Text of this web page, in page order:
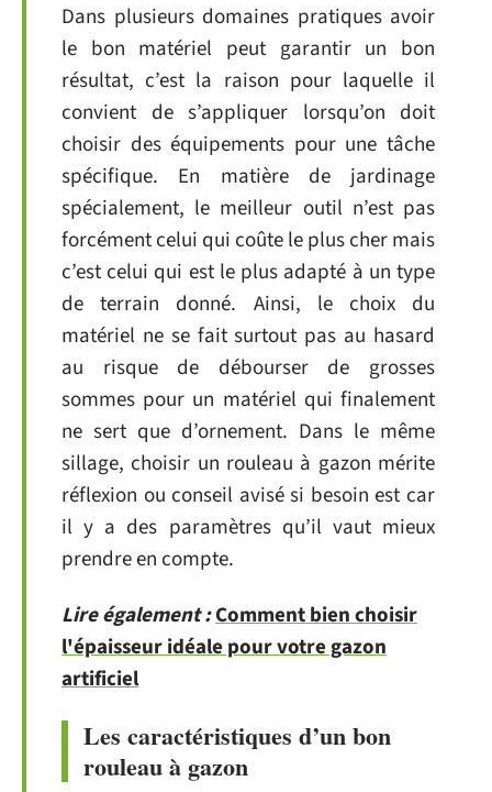
Dans plusieurs domaines pratiques avoir
le bon matériel peut garantir un bon
résultat, c’est la raison pour laquelle il
convient de s’appliquer lorsqu’on doit
choisir des équipements pour une tâche
spécifique. En matière de jardinage
spécialement, le meilleur outil n’est pas
forcément celui qui coûte le plus cher mais
c’est celui qui est le plus adapté à un type
de terrain donné. Ainsi, le choix du
matériel ne se fait surtout pas au hasard
au risque de débourser de grosses
sommes pour un matériel qui finalement
ne sert que d’ornement. Dans le même
sillage, choisir un rouleau à gazon mérite
réflexion ou conseil avisé si besoin est car
il y a des paramètres qu’il vaut mieux
prendre en compte.
Lire également :Comment bien choisir
l'épaisseur idéale pour votre gazon
artificiel
Les caractéristiques d’un bon
rouleau à gazon